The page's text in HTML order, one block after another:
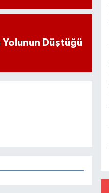
Yolunun Düştüğü